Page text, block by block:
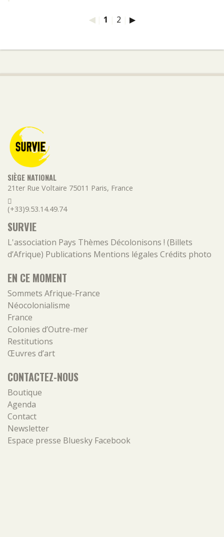
◀| 1 2 ▶
SIÈGE NATIONAL
21ter Rue Voltaire 75011 Paris, France
(+33)9.53.14.49.74
SURVIE
L'association Pays Thèmes Décolonisons ! (Billets
d’Afrique) Publications Mentions légales Crédits photo
EN CE MOMENT
Sommets Afrique-France
Néocolonialisme
France
Colonies d’Outre-mer
Restitutions
Œuvres d’art
CONTACTEZ-NOUS
Boutique
Agenda
Contact
Newsletter
Espace presse Bluesky Facebook